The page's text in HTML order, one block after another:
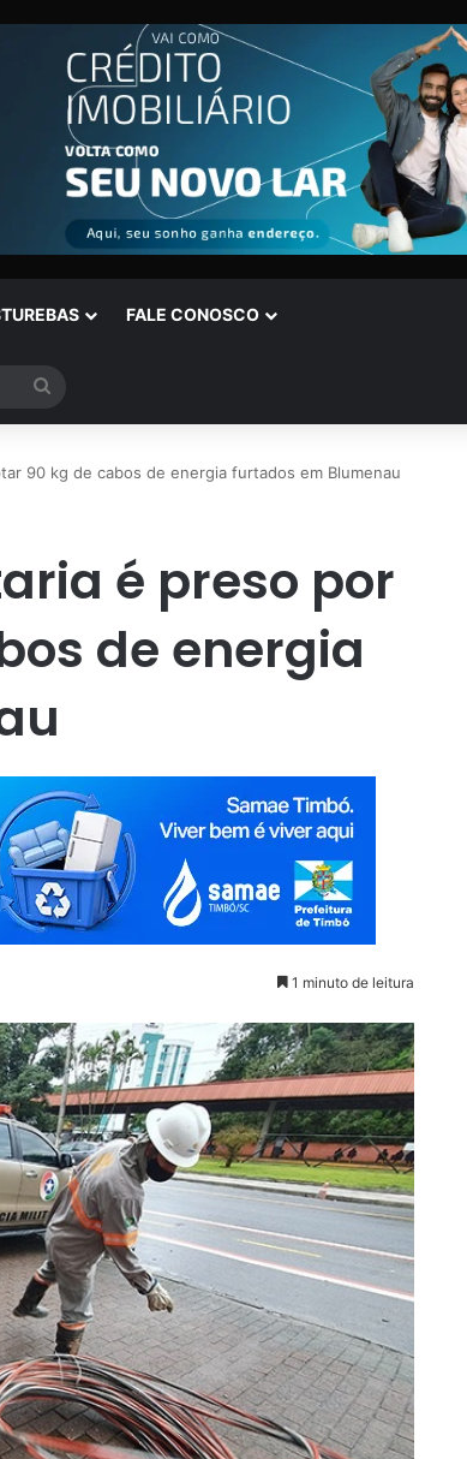
FALE CONOSCO
por
90 kg de cabos de energia furtados em Blumenau
é preso por
de energia
1 minuto de leitura